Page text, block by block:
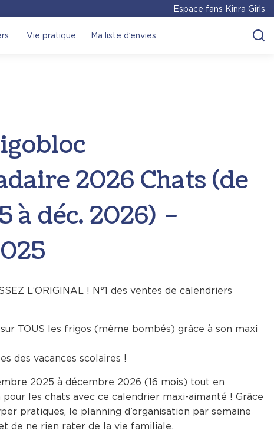
Espace fans Kinra Girls
Vie pratique Ma liste d’envies
2026 Chats (de
à déc. 2026) –
L’ORIGINAL ! N°1 des ventes de calendriers
TOUS les frigos (même bombés) grâce à son maxi
des vacances scolaires !
2025 à décembre 2026 (16 mois) tout en
les chats avec ce calendrier maxi-aimanté ! Grâce
pratiques, le planning d’organisation par semaine
de ne rien rater de la vie familiale.